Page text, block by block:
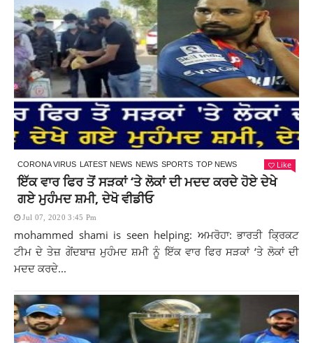
CORONA VIRUS LATEST NEWS NEWS SPORTS TOP NEWS Like
ਇੱਕ ਵਾਰ ਫਿਰ ਤੋਂ ਸੜਕਾਂ ‘ਤੇ ਲੋਕਾਂ ਦੀ ਮਦਦ ਕਰਦੇ ਹੋਏ ਦੇਖੇ
ਗਏ ਮੁਹੰਮਦ ਸ਼ਮੀ, ਦੇਖੋ ਵੀਡੀਓ
Jul 07, 2020 3:45 Pm
mohammed shami is seen helping: ਅਮਰੋਹਾ: ਭਾਰਤੀ ਕ੍ਰਿਕਟ
ਟੀਮ ਦੇ ਤੇਜ਼ ਗੇਂਦਬਾਜ਼ ਮੁਹੰਮਦ ਸ਼ਮੀ ਨੂੰ ਇੱਕ ਵਾਰ ਫਿਰ ਸੜਕਾਂ ‘ਤੇ ਲੋਕਾਂ ਦੀ
ਮਦਦ ਕਰਦੇ...